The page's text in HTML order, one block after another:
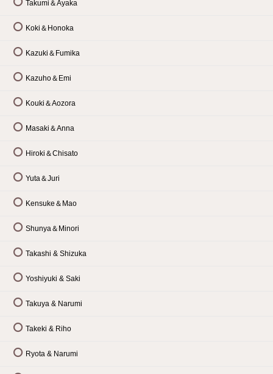
Takumi＆Ayaka
Koki＆Honoka
Kazuki＆Fumika
Kazuho＆Emi
Kouki＆Aozora
Masaki＆Anna
Hiroki＆Chisato
Yuta＆Juri
Kensuke＆Mao
Shunya＆Minori
Takashi & Shizuka
Yoshiyuki & Saki
Takuya & Narumi
Takeki & Riho
Ryota & Narumi